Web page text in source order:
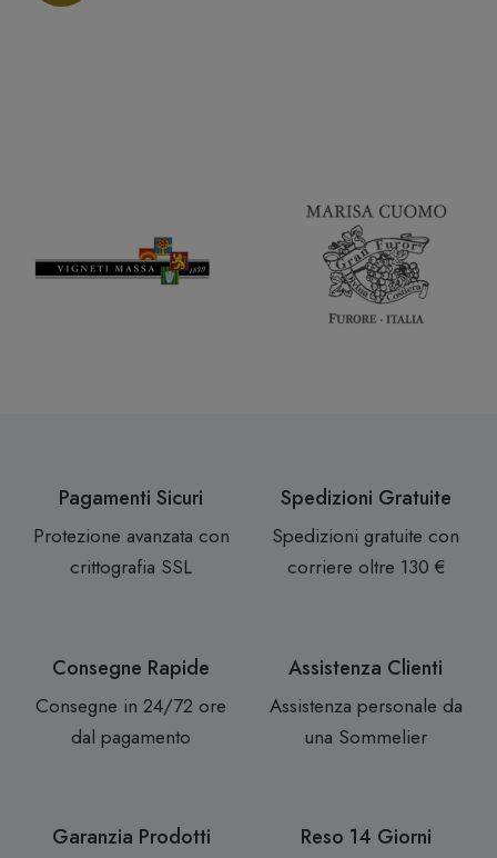
Pagamenti Sicuri
Protezione avanzata con
crittografia SSL
Spedizioni Gratuite
Spedizioni gratuite con
corriere oltre 130 €
Consegne Rapide
Consegne in 24/72 ore
dal pagamento
Assistenza Clienti
Assistenza personale da
una Sommelier
Garanzia Prodotti Reso 14 Giorni